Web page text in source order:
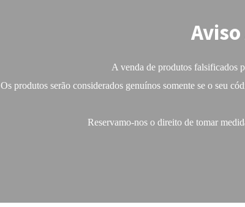
A venda de produtos falsificados
Os produtos serão considerados genuínos somente se o seu
Reservamo-nos o direito de tomar